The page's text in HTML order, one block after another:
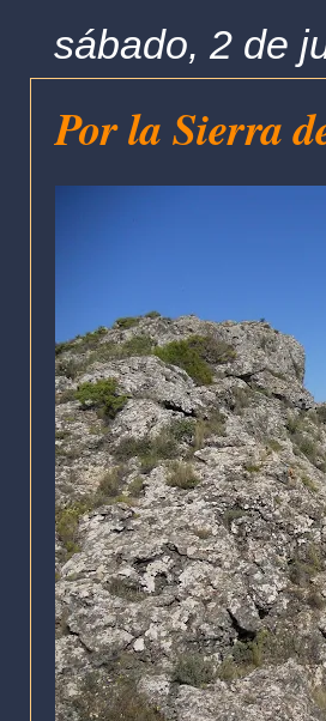
sábado, 2 de
Por la Sierra